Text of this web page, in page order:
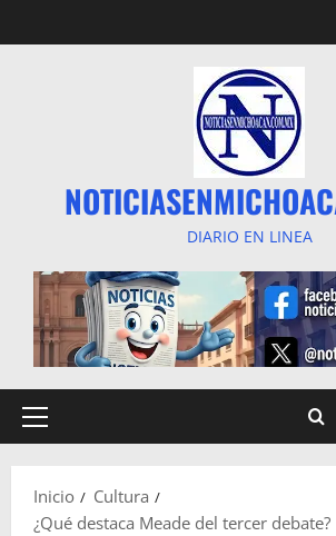
al
DIARIO EN LINEA
Menú
Inicio
Cultura
¿Qué destaca Meade del tercer debate?